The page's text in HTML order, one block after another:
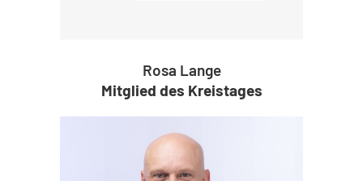
Rosa Lange
Mitglied des Kreistages